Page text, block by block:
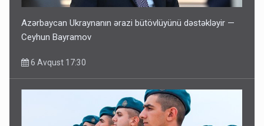
Azərbaycan Ukraynanın ərazi bütövlüyünü dəstəkləyir —
Ceyhun Bayramov
6 Avqust 17:30